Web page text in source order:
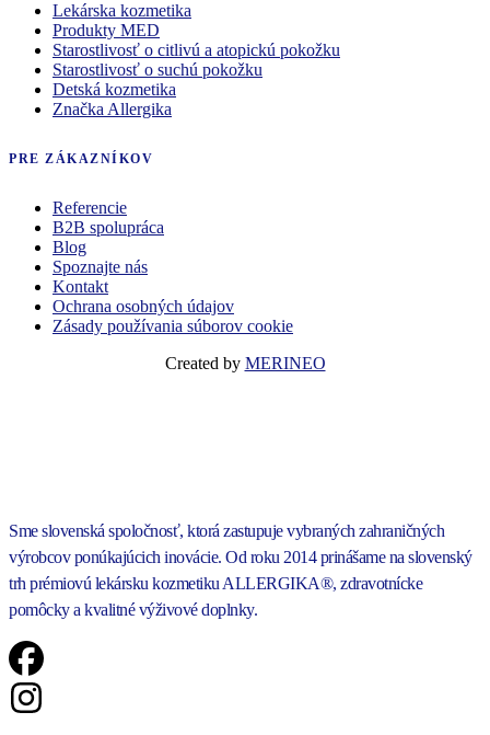
Lekárska kozmetika
Produkty MED
Starostlivosť o citlivú a atopickú pokožku
Starostlivosť o suchú pokožku
Detská kozmetika
Značka Allergika
PRE ZÁKAZNÍKOV
Referencie
B2B spolupráca
Blog
Spoznajte nás
Kontakt
Ochrana osobných údajov
Zásady používania súborov cookie
Created by MERINEO
Sme slovenská spoločnosť, ktorá zastupuje vybraných zahraničných
výrobcov ponúkajúcich inovácie. Od roku 2014 prinášame na slovenský
trh prémiovú lekársku kozmetiku ALLERGIKA®, zdravotnícke
pomôcky a kvalitné výživové doplnky.